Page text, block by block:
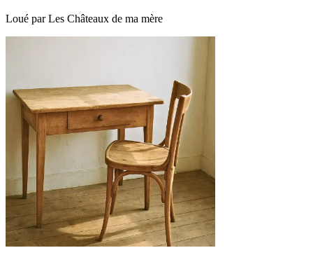
Loué parLes Châteaux de ma mère